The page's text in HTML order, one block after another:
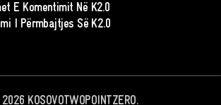
E Komentimit Në K2.0
I Përmbajtjes Së K2.0
2026KOSOVOTWOPOINTZERO.